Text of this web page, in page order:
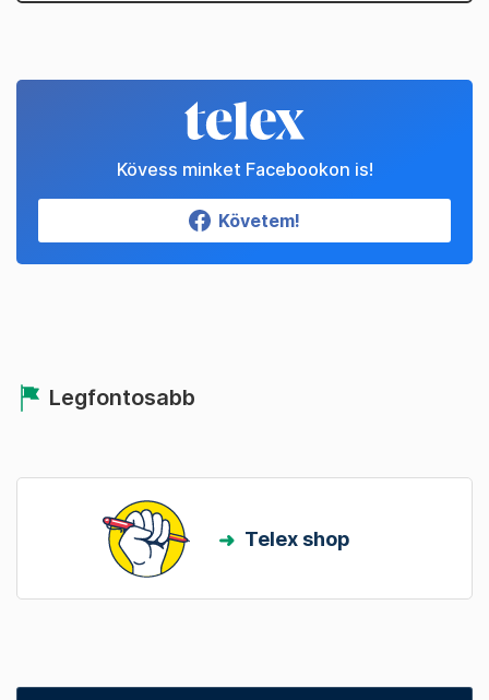
Kövess minket Facebookon is!
Követem!
Legfontosabb
Telex shop